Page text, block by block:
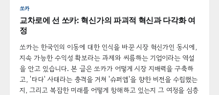
쏘카
교차로에 선 쏘카: 혁신가의 파괴적 혁신과 다각화 여
정
쏘카는 한국인의 이동에 대한 인식을 바꾼 시장 혁신가인 동시에,
지속 가능한 수익성 확보라는 과제와 씨름하는 기업이라는 역설
을 안고 있습니다. 본 글은 쏘카가 어떻게 시장 지배력을 구축하
고, '타다' 사태라는 충격을 거쳐 '슈퍼앱'을 향한 비전을 수립했는
지, 그리고 복잡한 미래를 어떻게 항해하고 있는지 그 여정을 심층